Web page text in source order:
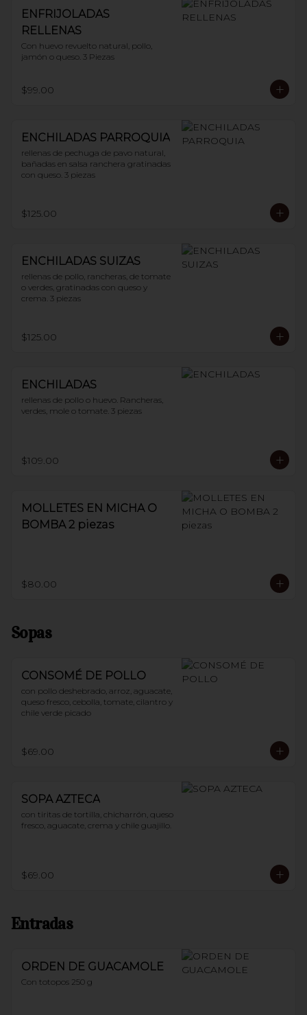
ENFRIJOLADAS
RELLENAS
Con huevo revuelto natural, pollo,
jamón o queso. 3 Piezas
$99.00
ENCHILADAS PARROQUIA
rellenas de pechuga de pavo natural,
bañadas en salsa ranchera gratinadas
con queso. 3 piezas
$125.00
ENCHILADAS SUIZAS
rellenas de pollo, rancheras, de tomate
o verdes, gratinadas con queso y
crema. 3 piezas
$125.00
ENCHILADAS
rellenas de pollo o huevo. Rancheras,
verdes, mole o tomate. 3 piezas
$109.00
MOLLETES EN MICHA O
BOMBA 2 piezas
$80.00
Sopas
CONSOMÉ DE POLLO
con pollo deshebrado, arroz, aguacate,
queso fresco, cebolla, tomate, cilantro y
chile verde picado
$69.00
SOPA AZTECA
con tiritas de tortilla, chicharrón, queso
fresco, aguacate, crema y chile guajillo.
$69.00
Entradas
ORDEN DE GUACAMOLE
Con totopos 250 g